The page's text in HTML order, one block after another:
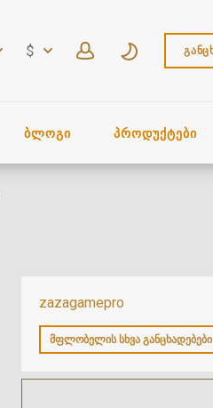
$
ᲑᲚᲝᲒᲘ ᲞᲠᲝᲓᲣᲥᲢᲔᲑᲘ
zazagamepro
ᲛᲤᲚᲝᲑᲔᲚᲘᲡ ᲡᲮᲕᲐ ᲒᲐᲜᲪᲮᲐᲓᲔᲑᲔᲑᲘ